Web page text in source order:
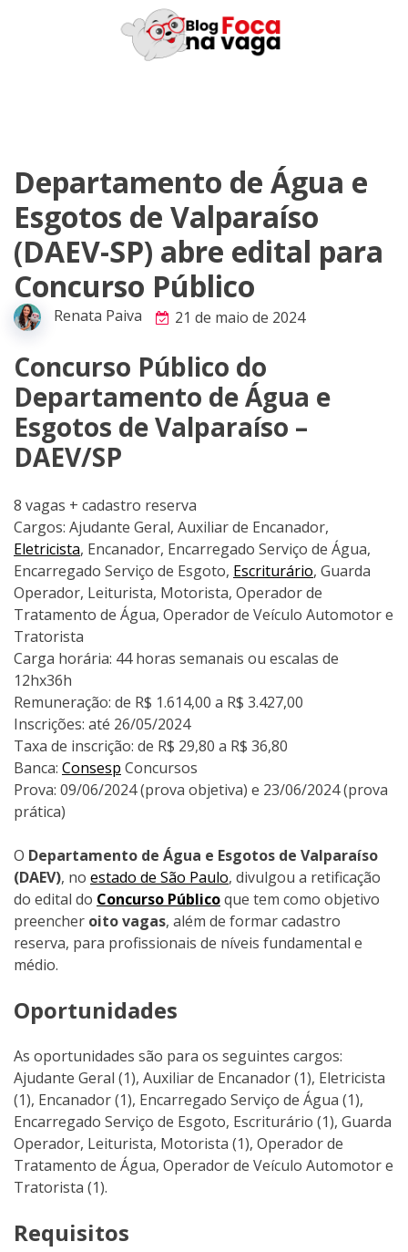
Departamento de Água e
Esgotos de Valparaíso
(DAEV-SP) abre edital para
Concurso Público
Renata Paiva 21 de maio de 2024
Concurso Público do
Departamento de Água e
Esgotos de Valparaíso –
DAEV/SP
8 vagas + cadastro reserva
Cargos: Ajudante Geral, Auxiliar de Encanador,
Eletricista, Encanador, Encarregado Serviço de Água,
Encarregado Serviço de Esgoto, Escriturário, Guarda
Operador, Leiturista, Motorista, Operador de
Tratamento de Água, Operador de Veículo Automotor e
Tratorista
Carga horária: 44 horas semanais ou escalas de
12hx36h
Remuneração: de R$ 1.614,00 a R$ 3.427,00
Inscrições: até 26/05/2024
Taxa de inscrição: de R$ 29,80 a R$ 36,80
Banca: Consesp Concursos
Prova: 09/06/2024 (prova objetiva) e 23/06/2024 (prova
prática)
O Departamento de Água e Esgotos de Valparaíso
(DAEV), no estado de São Paulo, divulgou a retificação
do edital do Concurso Públicoque tem como objetivo
preencher oito vagas, além de formar cadastro
reserva, para profissionais de níveis fundamental e
médio.
Oportunidades
As oportunidades são para os seguintes cargos:
Ajudante Geral (1), Auxiliar de Encanador (1), Eletricista
(1), Encanador (1), Encarregado Serviço de Água (1),
Encarregado Serviço de Esgoto, Escriturário (1), Guarda
Operador, Leiturista, Motorista (1), Operador de
Tratamento de Água, Operador de Veículo Automotor e
Tratorista (1).
Requisitos